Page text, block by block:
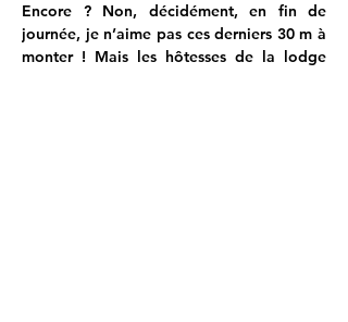
Encore ? Non, décidément, en fin de
journée, je n’aime pas ces derniers 30 m à
monter ! Mais les hôtesses de la lodge